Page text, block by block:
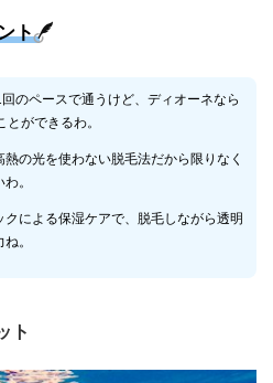
ト
のペースで通うけど、ディオーネなら
ができるわ。
の光を使わない脱毛法だから限りなく
。
による保湿ケアで、脱毛しながら透明
。
ト